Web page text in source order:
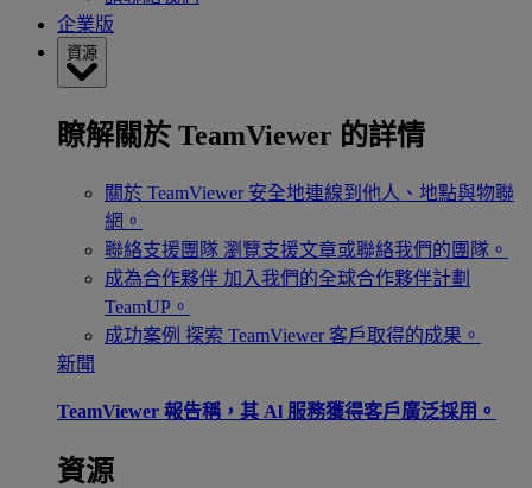
企業版
資源
瞭解關於 TeamViewer 的詳情
關於 TeamViewer 安全地連線到他人、地點與物聯
網。
聯絡支援團隊 瀏覽支援文章或聯絡我們的團隊。
成為合作夥伴 加入我們的全球合作夥伴計劃
TeamUP。
成功案例 探索 TeamViewer 客戶取得的成果。
新聞
TeamViewer 報告稱，其 Al 服務獲得客戶廣泛採用。
資源